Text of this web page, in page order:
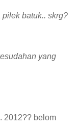
batuk.. skrg?
yang
2012?? belom